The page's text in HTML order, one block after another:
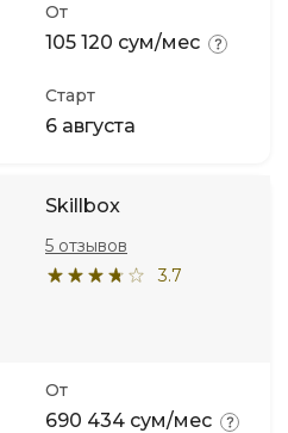
От
105 120 сум/мес
Старт
6 августа
Skillbox
3.7
5 отзывов
От
690 434 сум/мес